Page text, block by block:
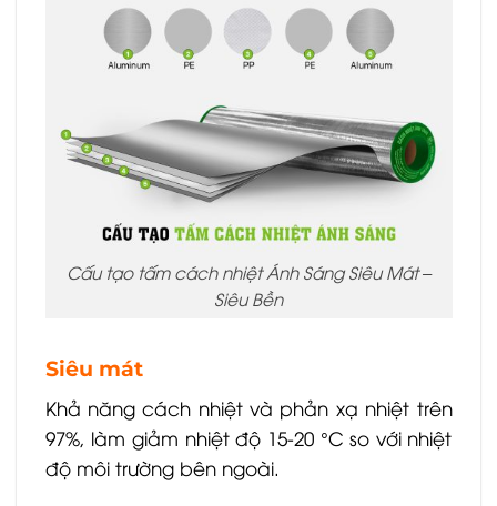
Cấu tạo tấm cách nhiệt Ánh Sáng Siêu Mát –
Siêu Bền
Siêu mát
Khả năng cách nhiệt và phản xạ nhiệt trên
97%, làm giảm nhiệt độ 15-20 °C so với nhiệt
độ môi trường bên ngoài.